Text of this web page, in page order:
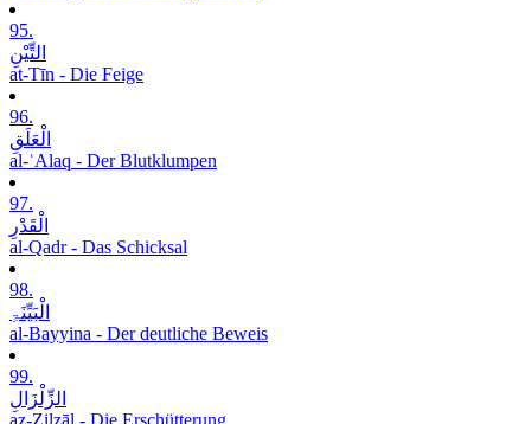
95.
التِّیْنِ
at-Tīn - Die Feige
96.
الْعَلَقِ
al-ʿAlaq - Der Blutklumpen
97.
الْقَدْرِ
al-Qadr - Das Schicksal
98.
الْبَیِّنَۃِ
al-Bayyina - Der deutliche Beweis
99.
الزِّلْزَالِ